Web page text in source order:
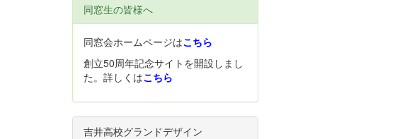
同窓生の皆様へ
同窓会ホームページはこちら
創立50周年記念サイトを開設しまし
た。詳しくはこちら
吉井高校グランドデザイン